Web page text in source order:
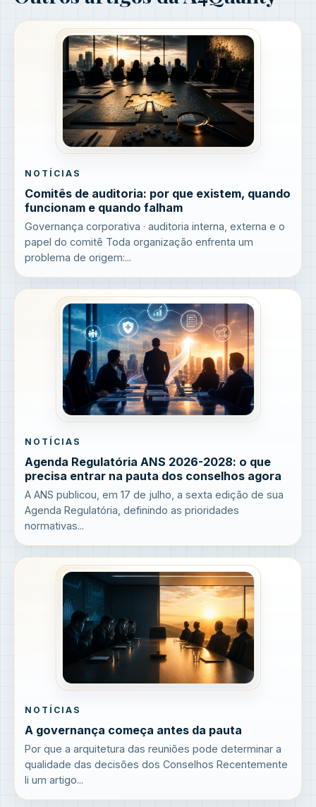
NOTÍCIAS
Comitês de auditoria: por que existem, quando
funcionam e quando falham
Governança corporativa · auditoria interna, externa e o
papel do comitê Toda organização enfrenta um
problema de origem:...
NOTÍCIAS
Agenda Regulatória ANS 2026-2028: o que
precisa entrar na pauta dos conselhos agora
A ANS publicou, em 17 de julho, a sexta edição de sua
Agenda Regulatória, definindo as prioridades
normativas...
NOTÍCIAS
A governança começa antes da pauta
Por que a arquitetura das reuniões pode determinar a
qualidade das decisões dos Conselhos Recentemente
li um artigo...